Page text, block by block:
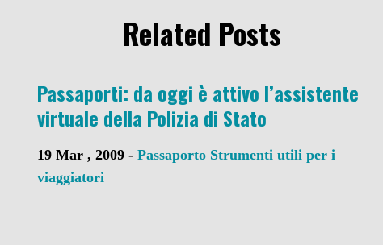
Related Posts
Passaporti: da oggi è attivo l’assistente
virtuale della Polizia di Stato
19 Mar , 2009 -Passaporto Strumenti utili per i
viaggiatori